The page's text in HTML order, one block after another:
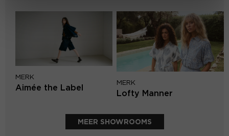
MERK
Aimée the Label
MERK
Lofty Manner
MEER SHOWROOMS